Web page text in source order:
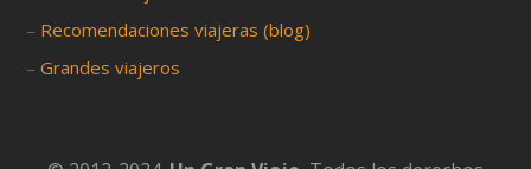
– Recomendaciones viajeras (blog)
–Grandes viajeros